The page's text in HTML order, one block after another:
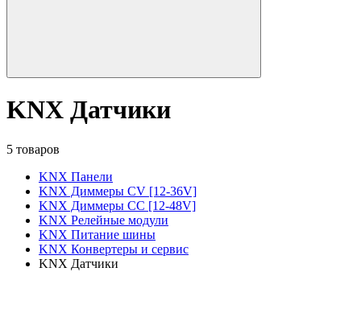
KNX Датчики
5 товаров
KNX Панели
KNX Диммеры CV [12-36V]
KNX Диммеры CC [12-48V]
KNX Релейные модули
KNX Питание шины
KNX Конвертеры и сервис
KNX Датчики